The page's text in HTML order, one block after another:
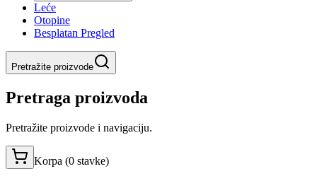
Leće
Otopine
Besplatan Pregled
Pretražite proizvode
Pretraga proizvoda
Pretražite proizvode i navigaciju.
Korpa (0 stavke)